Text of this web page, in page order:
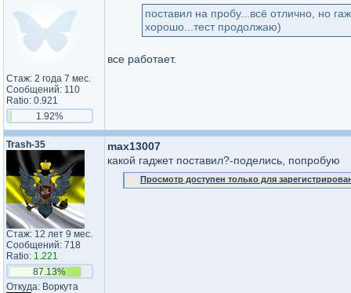
Стаж: 2 года 7 мес.
Сообщений: 110
Ratio: 0.921
1.92%
поставил на пробу...всё отлично, но
хорошо...тест продолжаю)
все работает.
Trash-35
Стаж: 12 лет 9 мес.
Сообщений: 718
Ratio: 1.221
87.13%
Откуда: Воркута
max13007
какой гаджет поставил?-поделись, попробую
Просмотр доступен только для